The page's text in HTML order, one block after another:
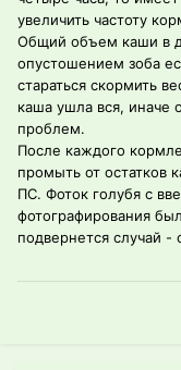
увеличить частоту
Общий объем каши в
опустошением зоба
стараться скормить
каша ушла вся, иначе
проблем.
После каждого
промыть от
ПС. Фоток голубя с
фотографирования
подвернется случай